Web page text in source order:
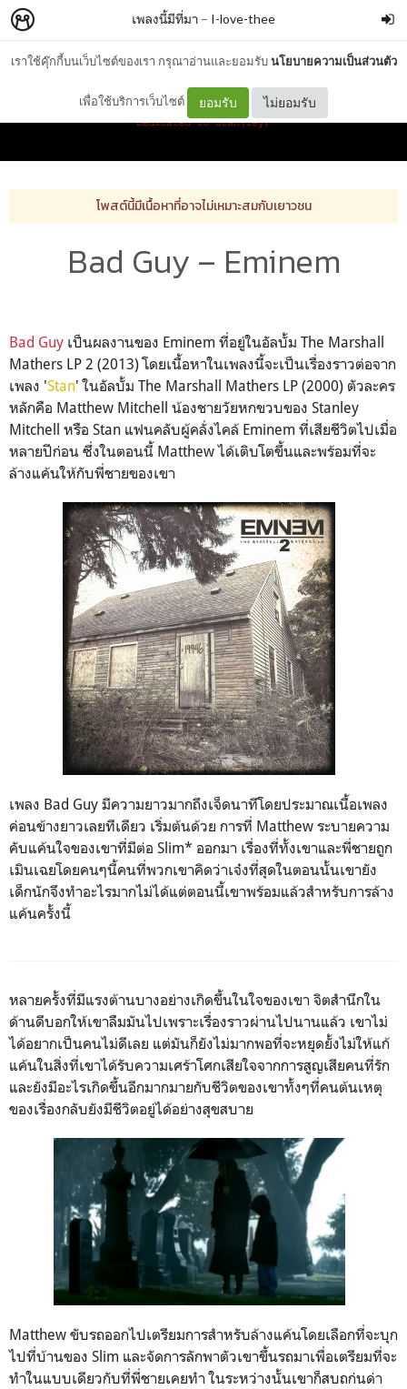
เราใช้คุ๊กกี้บนเว็บไซต์ของเรา กรุณาอ่านและยอมรับนโยบายความเป็นส่วนตัว
เพื่อใช้บริการเว็บไซต์ ยอมรับ ไม่ยอมรับ
เพลงนี้มีที่มา – I-love-thee
โพสต์นี้มีเนื้อหาที่อาจไม่เหมาะสมกับเยาวชน
Bad Guy – Eminem
Bad Guy เป็นผลงานของ Eminem ที่อยู่ในอัลบั้ม The Marshall
Mathers LP 2 (2013)โดยเนื้อหาในเพลงนี้จะเป็นเรื่องราวต่อจาก
เพลง 'Stan'ในอัลบั้ม The Marshall Mathers LP (2000) ตัวละคร
หลักคือ Matthew Mitchell น้องชายวัยหกขวบของ Stanley
Mitchell หรือ Stan แฟนคลับผู้คลั่งไคล้ Eminem ที่เสียชีวิตไปเมื่อ
หลายปีก่อน ซึ่งในตอนนี้ Matthewได้เติบโตขึ้นและพร้อมที่จะ
ล้างแค้นให้กับพี่ชายของเขา
เพลง Bad Guy มีความยาวมากถึงเจ็ดนาทีโดยประมาณเนื้อเพลง
ค่อนข้างยาวเลยทีเดียว เริ่มต้นด้วย การที่ Matthew ระบายความ
คับแค้นใจของเขาที่มีต่อ Slim* ออกมา เรื่องที่ทั้งเขาและพี่ชายถูก
เมินเฉยโดยคนๆนี้คนที่พวกเขาคิดว่าเจ๋งที่สุดในตอนนั้นเขายัง
เด็กนักจึงทำอะไรมากไม่ได้แต่ตอนนี้เขาพร้อมแล้วสำหรับการล้าง
แค้นครั้งนี้
หลายครั้งที่มีแรงต้านบางอย่างเกิดขึ้นในใจของเขา จิตสำนึกใน
ด้านดีบอกให้เขาลืมมันไปเพราะเรื่องราวผ่านไปนานแล้ว เขาไม่
ได้อยากเป็นคนไม่ดีเลย แต่มันก็ยังไม่มากพอที่จะหยุดยั้งไม่ให้แก้
แค้นในสิ่งที่เขาได้รับความเศร้าโศกเสียใจจากการสูญเสียคนที่รัก
และยังมีอะไรเกิดขึ้นอีกมากมายกับชีวิตของเขาทั้งๆที่คนต้นเหตุ
ของเรื่องกลับยังมีชีวิตอยู่ได้อย่างสุขสบาย
Matthew ขับรถออกไปเตรียมการสำหรับล้างแค้นโดยเลือกที่จะบุก
ไปที่บ้านของ Slim และจัดการลักพาตัวเขาขึ้นรถมาเพื่อเตรียมที่จะ
ทำในแบบเดียวกับที่พี่ชายเคยทำ ในระหว่างนั้นเขาก็สบถก่นด่า